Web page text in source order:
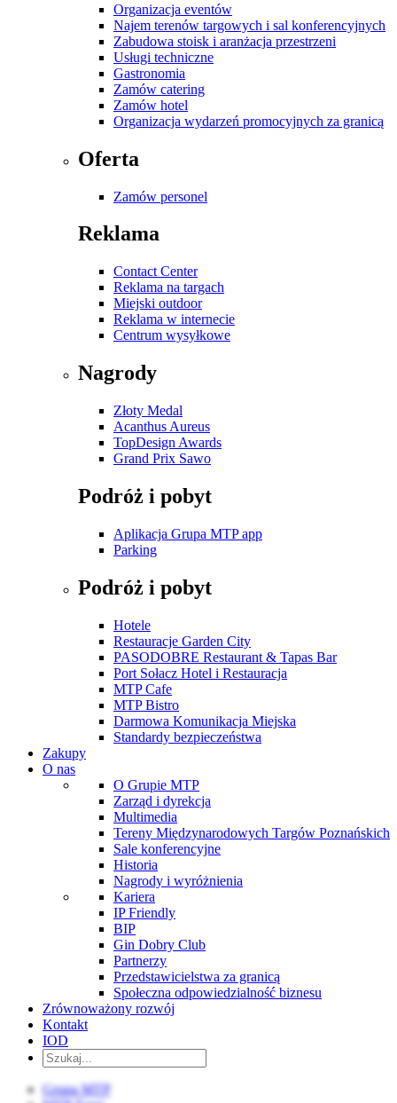
Organizacja eventów
Najem terenów targowych i sal konferencyjnych
Zabudowa stoisk i aranżacja przestrzeni
Usługi techniczne
Gastronomia
Zamów catering
Zamów hotel
Organizacja wydarzeń promocyjnych za granicą
Oferta
Zamów personel
Reklama
Contact Center
Reklama na targach
Miejski outdoor
Reklama w internecie
Centrum wysyłkowe
Nagrody
Złoty Medal
Acanthus Aureus
TopDesign Awards
Grand Prix Sawo
Podróż i pobyt
Aplikacja Grupa MTP app
Parking
Podróż i pobyt
Hotele
Restauracje Garden City
PASODOBRE Restaurant & Tapas Bar
Port Sołacz Hotel i Restauracja
MTP Cafe
MTP Bistro
Darmowa Komunikacja Miejska
Standardy bezpieczeństwa
Zakupy
O nas
O Grupie MTP
Zarząd i dyrekcja
Multimedia
Tereny Międzynarodowych Targów Poznańskich
Sale konferencyjne
Historia
Nagrody i wyróżnienia
Kariera
IP Friendly
BIP
Gin Dobry Club
Partnerzy
Przedstawicielstwa za granicą
Społeczna odpowiedzialność biznesu
Zrównoważony rozwój
Kontakt
IOD
Grupa MTP